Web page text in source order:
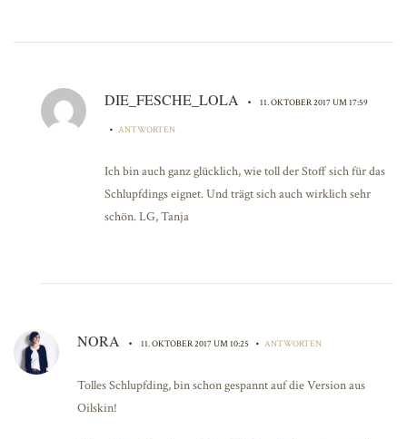
DIE_FESCHE_LOLA • 11. OKTOBER 2017 UM 17:59
• ANTWORTEN
Ich bin auch ganz glücklich, wie toll der Stoff sich für das
Schlupfdings eignet. Und trägt sich auch wirklich sehr
schön. LG, Tanja
NORA • 11. OKTOBER 2017 UM 10:25 • ANTWORTEN
Tolles Schlupfding, bin schon gespannt auf die Version aus
Oilskin!